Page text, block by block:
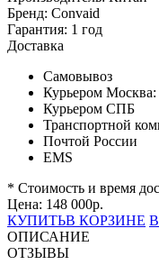
Бренд: Convaid
Гарантия: 1 год
Доставка
Самовывоз
Курьером Москва:
Курьером СПБ
Транспортной
Почтой России
EMS
* Стоимость и время
Цена: 148 000р.
КУПИТЬВ КОРЗИНЕ
ОПИСАНИЕ
ОТЗЫВЫ